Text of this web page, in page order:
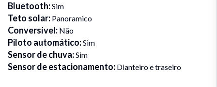
Bluetooth:Sim
Teto solar: Panoramico
Conversível: Não
Piloto automático:Sim
Sensor de chuva:Sim
Sensor de estacionamento: Dianteiro e traseiro